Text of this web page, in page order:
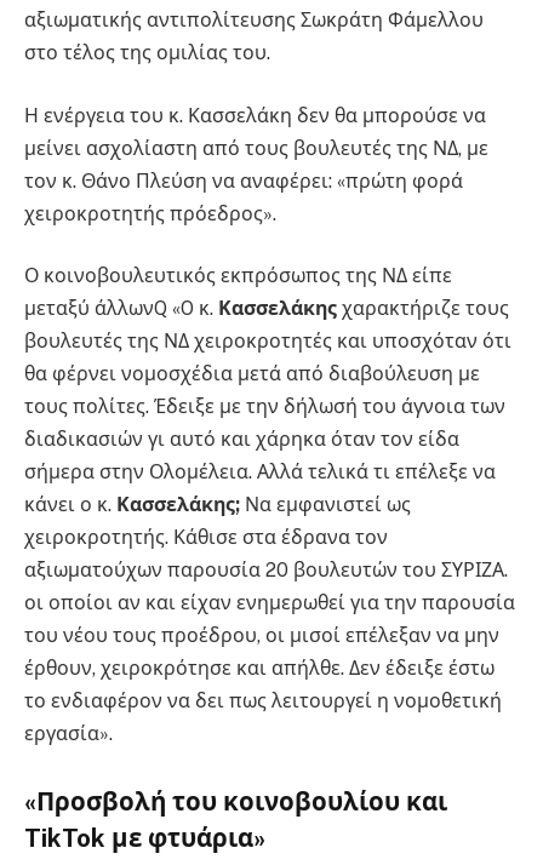
αξιωματικής αντιπολίτευσης Σωκράτη Φάμελλου
στο τέλος της ομιλίας του.
Η ενέργεια του κ. Κασσελάκη δεν θα μπορούσε να
μείνει ασχολίαστη από τους βουλευτές της ΝΔ, με
τον κ. Θάνο Πλεύση να αναφέρει: «πρώτη φορά
χειροκροτητής πρόεδρος».
Ο κοινοβουλευτικός εκπρόσωπος της ΝΔ είπε
μεταξύ άλλωνQ «O κ. Κασσελάκης χαρακτήριζε τους
βουλευτές της ΝΔ χειροκροτητές και υποσχόταν ότι
θα φέρνει νομοσχέδια μετά από διαβούλευση με
τους πολίτες. Έδειξε με την δήλωσή του άγνοια των
διαδικασιών γι αυτό και χάρηκα όταν τον είδα
σήμερα στην Ολομέλεια. Αλλά τελικά τι επέλεξε να
κάνει ο κ. Κασσελάκης; Να εμφανιστεί ως
χειροκροτητής. Κάθισε στα έδρανα τον
αξιωματούχων παρουσία 20 βουλευτών του ΣΥΡΙΖΑ.
οι οποίοι αν και είχαν ενημερωθεί για την παρουσία
του νέου τους προέδρου, οι μισοί επέλεξαν να μην
έρθουν, χειροκρότησε και απήλθε. Δεν έδειξε έστω
το ενδιαφέρον να δει πως λειτουργεί η νομοθετική
εργασία».
«Προσβολή του κοινοβουλίου και
TikTok με φτυάρια»